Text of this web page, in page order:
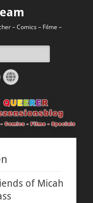
– Comics – Filme –
Website
of Micah